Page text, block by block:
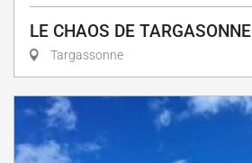
LE CHAOS DE TARGASONNE
Targassonne